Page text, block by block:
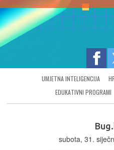
UMJETNA INTELIGENCIJA
EDUKATIVNI PROGRAMI
subota, 31.